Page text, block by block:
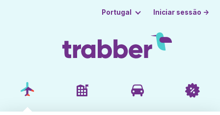
Portugal Iniciar sessão →